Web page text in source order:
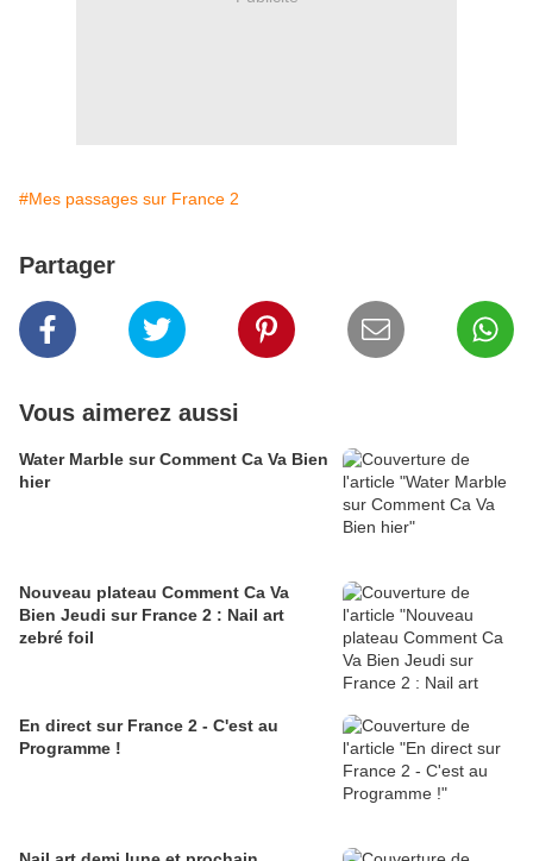
#Mes passages sur France 2
Partager
Vous aimerez aussi
Water Marble sur Comment Ca Va Bien
hier
Nouveau plateau Comment Ca Va
Bien Jeudi sur France 2 : Nail art
zebré foil
En direct sur France 2 - C'est au
Programme !